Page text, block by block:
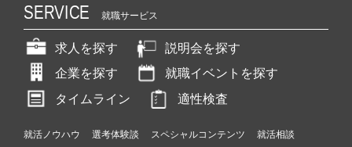
SERVICE 就職サービス
求人を探す
説明会を探す
企業を探す
就職イベントを探す
タイムライン
適性検査
就活ノウハウ 選考体験談 スペシャルコンテンツ
就活相談